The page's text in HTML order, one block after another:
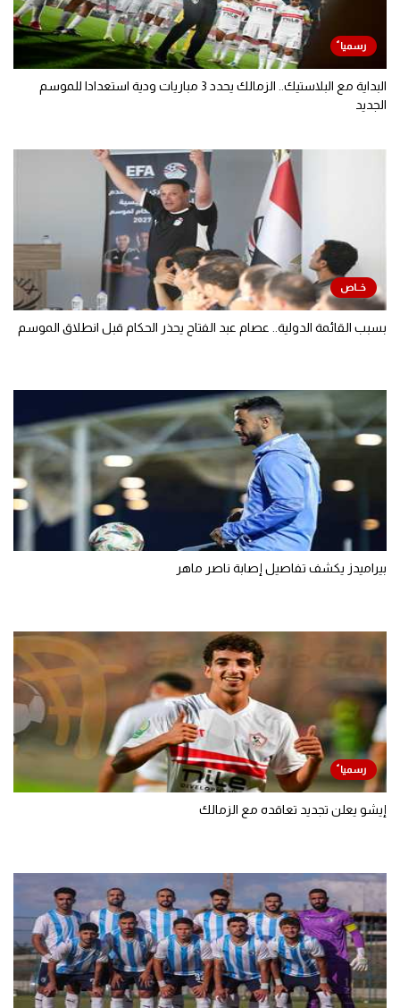
البداية مع البلاستيك.. الزمالك يحدد 3 مباريات ودية استعدادا للموسم
الجديد
بسبب القائمة الدولية.. عصام عبد الفتاح يحذر الحكام قبل انطلاق الموسم
بيراميدز يكشف تفاصيل إصابة ناصر ماهر
إيشو يعلن تجديد تعاقده مع الزمالك